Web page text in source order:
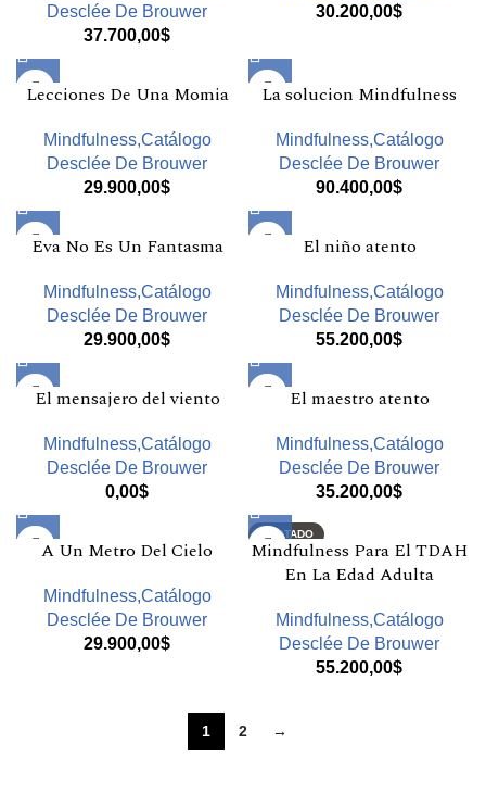
Desclée De Brouwer
37.700,00$
30.200,00$
Lecciones De Una Momia
Mindfulness,Catálogo
Desclée De Brouwer
29.900,00$
La solucion Mindfulness
Mindfulness,Catálogo
Desclée De Brouwer
90.400,00$
Eva No Es Un Fantasma
Mindfulness,Catálogo
Desclée De Brouwer
29.900,00$
El niño atento
Mindfulness,Catálogo
Desclée De Brouwer
55.200,00$
El mensajero del viento
Mindfulness,Catálogo
Desclée De Brouwer
0,00$
El maestro atento
Mindfulness,Catálogo
Desclée De Brouwer
35.200,00$
A Un Metro Del Cielo
Mindfulness,Catálogo
Desclée De Brouwer
29.900,00$
AGOTADO
Mindfulness Para El TDAH
En La Edad Adulta
Mindfulness,Catálogo
Desclée De Brouwer
55.200,00$
1 2 →